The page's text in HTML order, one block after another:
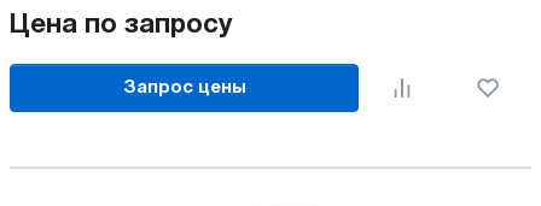
Цена по запросу
Запрос цены